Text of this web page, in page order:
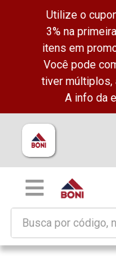
Utilize o
3% na
itens em
Você pode
tiver múltiplos,
A info da